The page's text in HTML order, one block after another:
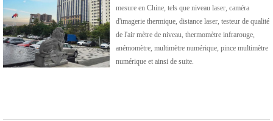
mesure en Chine, tels que niveau laser, caméra
d'imagerie thermique, distance laser, testeur de qualité
de l'air mètre de niveau, thermomètre infrarouge,
anémomètre, multimètre numérique, pince multimètre
numérique et ainsi de suite.